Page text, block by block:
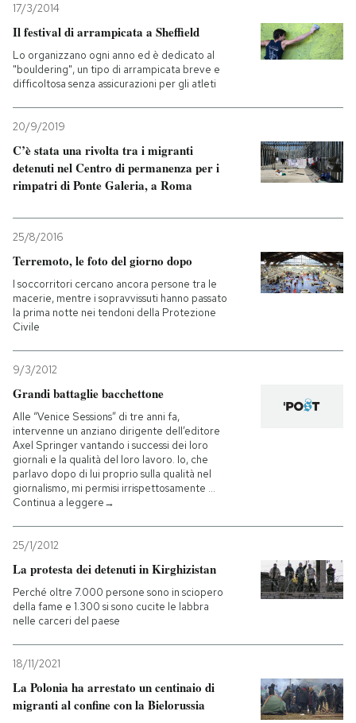
17/3/2014
Il festival di arrampicata a Sheffield
Lo organizzano ogni anno ed è dedicato al
"bouldering", un tipo di arrampicata breve e
difficoltosa senza assicurazioni per gli atleti
20/9/2019
C’è stata una rivolta tra i migranti
detenuti nel Centro di permanenza per i
rimpatri di Ponte Galeria, a Roma
25/8/2016
Terremoto, le foto del giorno dopo
I soccorritori cercano ancora persone tra le
macerie, mentre i sopravvissuti hanno passato
la prima notte nei tendoni della Protezione
Civile
9/3/2012
Grandi battaglie bacchettone
Alle “Venice Sessions” di tre anni fa,
intervenne un anziano dirigente dell’editore
Axel Springer vantando i successi dei loro
giornali e la qualità del loro lavoro. Io, che
parlavo dopo di lui proprio sulla qualità nel
giornalismo, mi permisi irrispettosamente …
Continua a leggere→
25/1/2012
La protesta dei detenuti in Kirghizistan
Perché oltre 7.000 persone sono in sciopero
della fame e 1.300 si sono cucite le labbra
nelle carceri del paese
18/11/2021
La Polonia ha arrestato un centinaio di
migranti al confine con la Bielorussia